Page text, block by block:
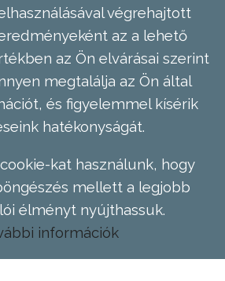
végrehajtott
az a lehető
az Ön elvárásai szerint
megtalálja az Ön által
és figyelemmel kísérik
hatékonyságát.
kat használunk, hogy
mellett a legjobb
élményt nyújthassuk.
információk